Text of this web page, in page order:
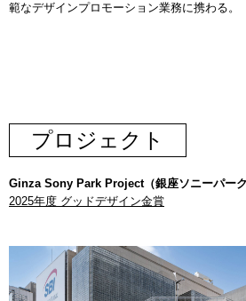
範なデザインプロモーション業務に携わる。
プロジェクト
Ginza Sony Park Project（銀座ソニーパーク
2025年度 グッドデザイン金賞